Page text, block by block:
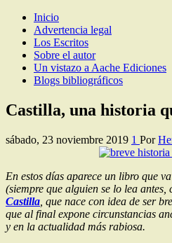
Los Escritos de Herrera Casado
Artículos y comentarios sobre
Inicio
Advertencia legal
Los Escritos
Sobre el autor
Un vistazo a Aache Ediciones
Blogs bibliográficos
Castilla, una historia
sábado, 23 noviembre 2019 1 Por
En estos días aparece un libro que
(siempre que alguien se lo lea antes,
Castilla , que nace con idea de ser
que al final expone circunstancias
y en la actualidad más rabiosa.